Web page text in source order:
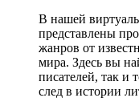
В нашей
представлены
жанров от
мира. Здесь вы
писателей, так и
след в истории